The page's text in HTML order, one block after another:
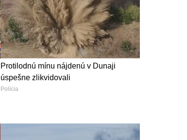
Protilodnú mínu nájdenú v Dunaji
úspešne zlikvidovali
Polícia